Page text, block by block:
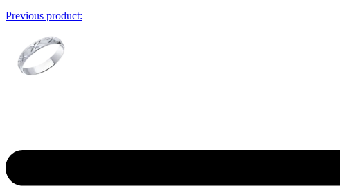
Previous product: